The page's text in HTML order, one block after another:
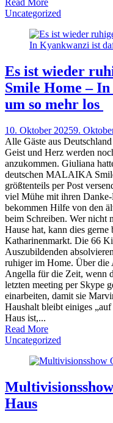
Read More
Uncategorized
Es ist wieder
Smile Home –
um so mehr los
10. Oktober 20259.
Alle Gäste aus
Geist und Herz werden
anzukommen. Giuliana
deutschen MALAIKA
größtenteils per Post
viel Mühe mit ihren
bekommen Hilfe von den
beim Schreiben. Wer nicht
Hause hat, kann dies
Katharinenmarkt. Die 66
Auszubildenden
ruhiger im Home. Über
Angella für die Zeit, wenn
letzten meeting per Skype
einarbeiten, damit sie
Haushalt bleibt einiges
Haus ist,...
Read More
Uncategorized
Haus